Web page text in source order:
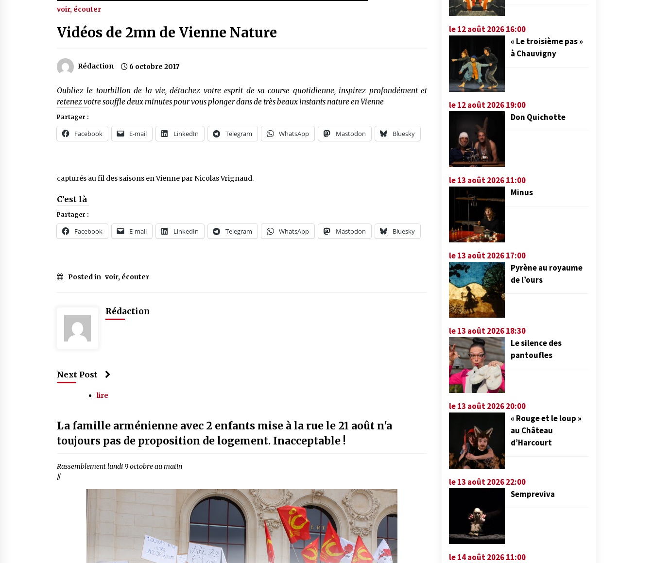
voir, écouter
Vidéos de 2mn de Vienne Nature
Rédaction 6 octobre 2017
Oubliez le tourbillon de la vie, détachez votre esprit de sa course quotidienne, inspirez profondément et
retenez votre souffle deux minutes pour vous plonger dans de très beaux instants nature en Vienne
Partager :
Facebook E-mail LinkedIn Telegram WhatsApp Mastodon Bluesky
capturés au fil des saisons en Vienne par Nicolas Vrignaud.
C’est là
Partager :
Facebook E-mail LinkedIn Telegram WhatsApp Mastodon Bluesky
Posted in voir, écouter
Rédaction
Next Post
lire
La famille arménienne avec 2 enfants mise à la rue le 21 août n'a
toujours pas de proposition de logement. Inacceptable !
Rassemblement lundi 9 octobre au matin
//
le 12 août 2026 16:00
« Le troisième pas »
à Chauvigny
le 12 août 2026 19:00
Don Quichotte
le 13 août 2026 11:00
Minus
le 13 août 2026 17:00
Pyrène au royaume
de l’ours
le 13 août 2026 18:30
Le silence des
pantoufles
le 13 août 2026 20:00
« Rouge et le loup »
au Château
d’Harcourt
le 13 août 2026 22:00
Sempreviva
le 14 août 2026 11:00